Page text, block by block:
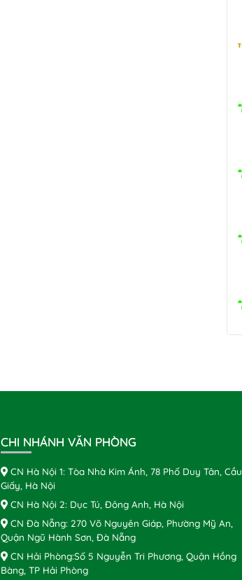
CHI NHÁNH VĂN PHÒNG
CN Hà Nội 1: Tòa Nhà Kim Ánh, 78 Phố Duy Tân, Cầu
Giấy, Hà Nội
CN Hà Nội 2: Dục Tú, Đông Anh, Hà Nội
CN Đà Nẵng: 270 Võ Nguyên Giáp, Phường Mỹ An,
Quận Ngũ Hành Sơn, Đà Nẵng
CN Hải Phòng:Số 5 Nguyễn Tri Phương, Quận Hồng
Bàng, TP Hải Phòng